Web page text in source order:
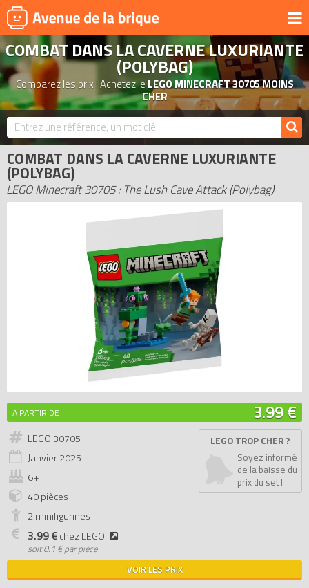
UNIVERS
PRODUITS DÉRIVÉS
NOUVEAUTÉS
LEGO 2026
BONS PLANS
ASSOCIATIONS DE FANS
EXPOSITIONS LEGO
LEGO LES PLUS CHERS
DERNIERS LEGO AJOUTÉS
COMBAT DANS LA CAVERNE LUXURIANTE
(POLYBAG)
Comparez les prix ! Achetez leLEGO MINECRAFT 30705 MOINS
CHER
COMBAT DANS LA CAVERNE LUXURIANTE
(POLYBAG)
LEGO Minecraft 30705 : The Lush Cave Attack (Polybag)
A PARTIR DE 3.99 €
LEGO 30705
Janvier2025
6+
40 pièces
2 minifigurines
3.99 €chez LEGO
soit0.1 € par pièce
LEGO TROP CHER ?
Soyez informé
de la baisse du
prix du set !
VOIR LES PRIX